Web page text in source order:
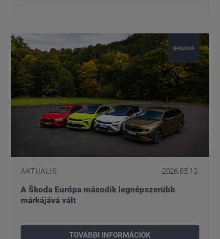
AKTUÁLIS 2026.05.13.
A Škoda Európa második legnépszerűbb
márkájává vált
TOVÁBBI INFORMÁCIÓK